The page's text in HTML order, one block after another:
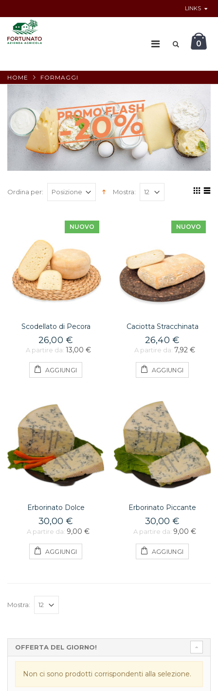
LINKS
0
HOME FORMAGGI
Ordina per: Mostra:
NUOVO
Scodellato di Pecora
26,00 €
A partire da: 13,00 €
AGGIUNGI
NUOVO
Caciotta Stracchinata
26,40 €
A partire da: 7,92 €
AGGIUNGI
Erborinato Dolce
30,00 €
A partire da: 9,00 €
AGGIUNGI
Erborinato Piccante
30,00 €
A partire da: 9,00 €
AGGIUNGI
Mostra:
OFFERTA DEL GIORNO!
Non ci sono prodotti corrispondenti alla selezione.